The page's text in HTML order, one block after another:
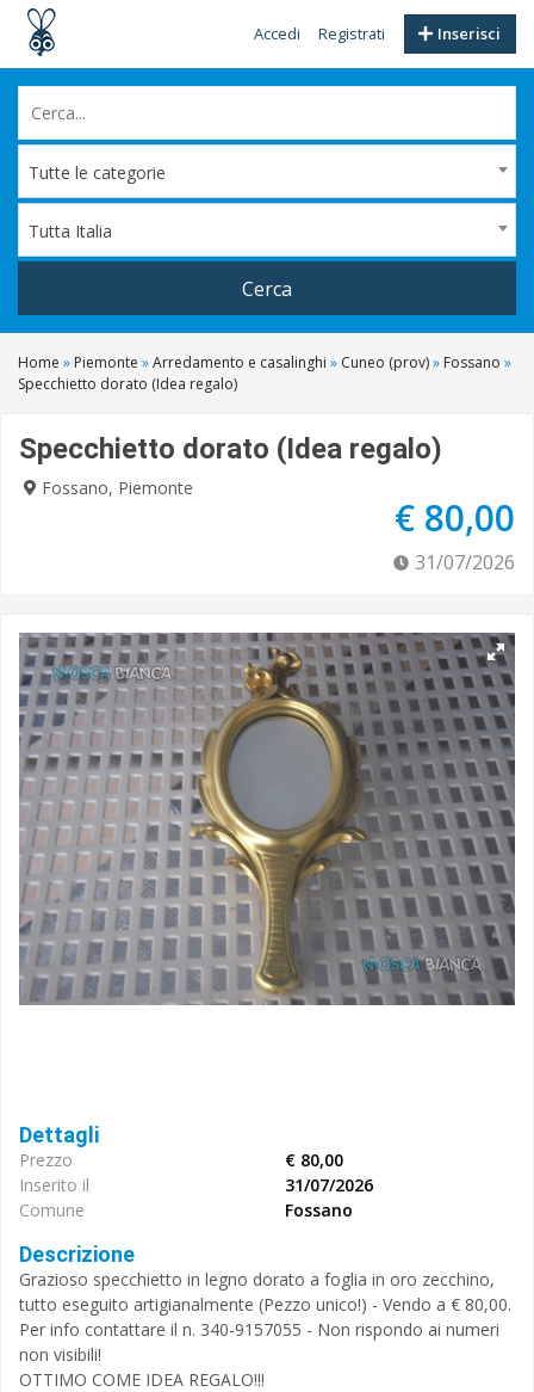
Inserisci
Accedi Registrati
Tutte le categorie
Tutta Italia
Cerca
Home » Piemonte »Arredamento e casalinghi » Cuneo (prov)» Fossano »
Specchietto dorato (Idea regalo)
Specchietto dorato (Idea regalo)
Fossano, Piemonte
€ 80,00
31/07/2026
Dettagli
Prezzo
€ 80,00
Inserito il
31/07/2026
Comune
Fossano
Descrizione
Grazioso specchietto in legno dorato a foglia in oro zecchino,
tutto eseguito artigianalmente (Pezzo unico!) - Vendo a € 80,00.
Per info contattare il n. 340-9157055 - Non rispondo ai numeri
non visibili!
OTTIMO COME IDEA REGALO!!!